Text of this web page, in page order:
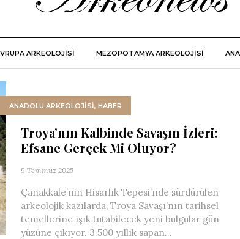
ARKEOLOJISI MEZOPOTAMYA ARKEOLOJISI
ANADOLU ARKEOLOJİSİ, HABER
Troya’nın Kalbinde Savaşın İzleri:
Efsane Gerçek Mi Oluyor?
9 Temmuz 2025
Çanakkale’nin Hisarlık Tepesi’nde sürdürülen
arkeolojik kazılarda, Troya Savaşı’nın tarihsel
temellerine ışık tutabilecek yeni bulgular gün
yüzüne çıkıyor. 3.500 yıllık sapan...